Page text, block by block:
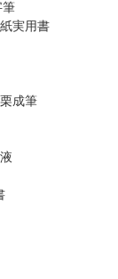
実用書
栗成筆